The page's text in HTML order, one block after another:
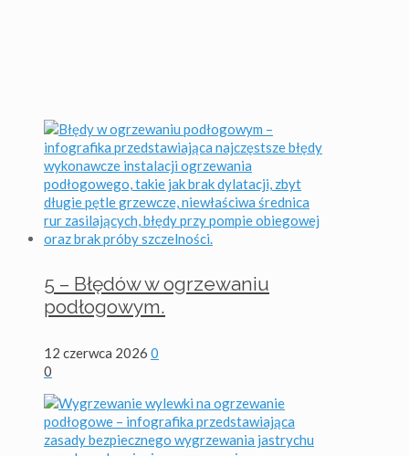
5 – Błędów w ogrzewaniu
podłogowym.
12 czerwca 2026 0
0